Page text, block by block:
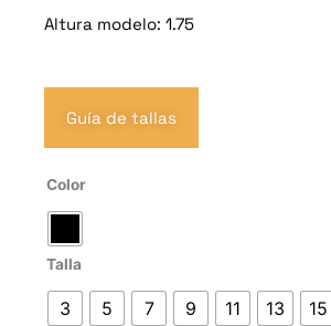
Altura modelo: 1.75
Guía de tallas
Color
Talla
3 5 7 9 11 13 15
JEANS
cantidad